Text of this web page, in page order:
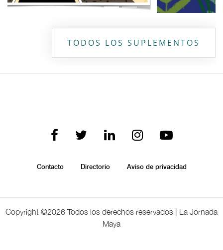
TODOS LOS SUPLEMENTOS
Contacto Directorio Aviso de privacidad
Copyright ©2026 Todos los derechos reservados | La Jornada
Maya